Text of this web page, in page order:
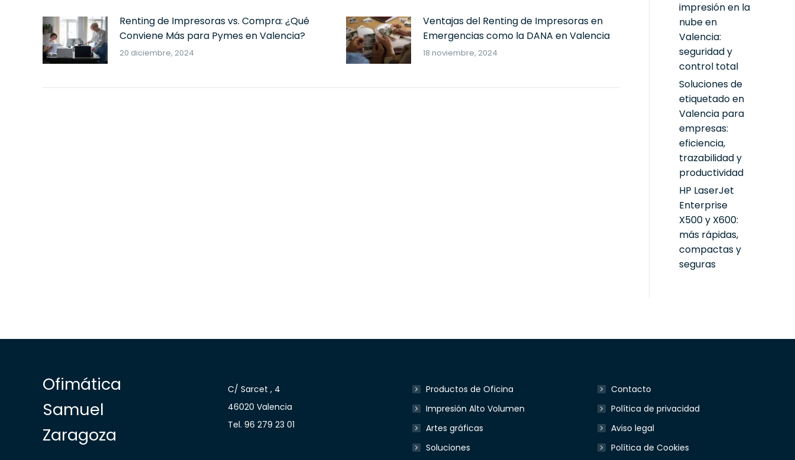
Renting de Impresoras vs. Compra: ¿Qué
Conviene Más para Pymes en Valencia?
20 diciembre, 2024
Ventajas del Renting de Impresoras en
Emergencias como la DANA en Valencia
18 noviembre, 2024
impresión en la
nube en
Valencia:
seguridad y
control total
Soluciones de
etiquetado en
Valencia para
empresas:
eficiencia,
trazabilidad y
productividad
HP LaserJet
Enterprise
X500 y X600:
más rápidas,
compactas y
seguras
Ofimática
Samuel
Zaragoza
C/ Sarcet , 4
46020 Valencia
Tel. 96 279 23 01
Productos de Oficina
Impresión Alto Volumen
Artes gráficas
Soluciones
Contacto
Política de privacidad
Aviso legal
Política de Cookies